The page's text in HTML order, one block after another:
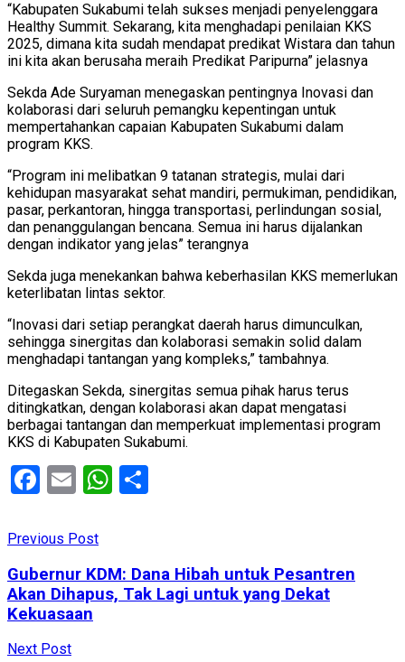
“Kabupaten Sukabumi telah sukses menjadi penyelenggara
Healthy Summit. Sekarang, kita menghadapi penilaian KKS
2025, dimana kita sudah mendapat predikat Wistara dan tahun
ini kita akan berusaha meraih Predikat Paripurna” jelasnya
Sekda Ade Suryaman menegaskan pentingnya Inovasi dan
kolaborasi dari seluruh pemangku kepentingan untuk
mempertahankan capaian Kabupaten Sukabumi dalam
program KKS.
“Program ini melibatkan 9 tatanan strategis, mulai dari
kehidupan masyarakat sehat mandiri, permukiman, pendidikan,
pasar, perkantoran, hingga transportasi, perlindungan sosial,
dan penanggulangan bencana. Semua ini harus dijalankan
dengan indikator yang jelas” terangnya
Sekda juga menekankan bahwa keberhasilan KKS memerlukan
keterlibatan lintas sektor.
“Inovasi dari setiap perangkat daerah harus dimunculkan,
sehingga sinergitas dan kolaborasi semakin solid dalam
menghadapi tantangan yang kompleks,” tambahnya.
Ditegaskan Sekda, sinergitas semua pihak harus terus
ditingkatkan, dengan kolaborasi akan dapat mengatasi
berbagai tantangan dan memperkuat implementasi program
KKS di Kabupaten Sukabumi.
Facebook
EmailWhatsApp
Previous Post
Gubernur KDM: Dana Hibah untuk Pesantren
Akan Dihapus, Tak Lagi untuk yang Dekat
Kekuasaan
Next Post